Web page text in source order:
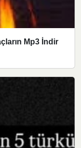
Mp3 İndir